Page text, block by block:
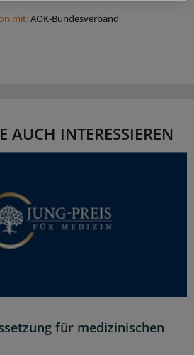
mit:AOK-Bundesverband
AUCH INTERESSIEREN
für medizinischen